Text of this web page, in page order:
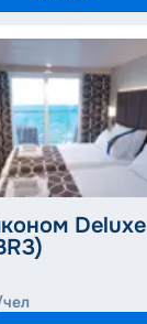
Deluxe